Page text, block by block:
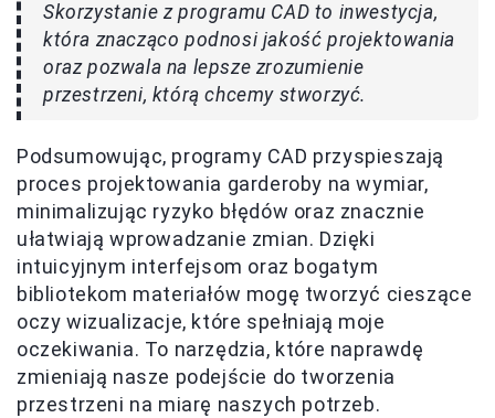
Skorzystanie z programu CAD to inwestycja,
która znacząco podnosi jakość projektowania
oraz pozwala na lepsze zrozumienie
przestrzeni, którą chcemy stworzyć.
Podsumowując, programy CAD przyspieszają
proces projektowania garderoby na wymiar,
minimalizując ryzyko błędów oraz znacznie
ułatwiają wprowadzanie zmian. Dzięki
intuicyjnym interfejsom oraz bogatym
bibliotekom materiałów mogę tworzyć cieszące
oczy wizualizacje, które spełniają moje
oczekiwania. To narzędzia, które naprawdę
zmieniają nasze podejście do tworzenia
przestrzeni na miarę naszych potrzeb.